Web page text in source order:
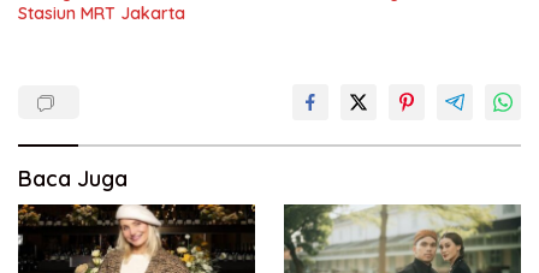
Stasiun MRT Jakarta
Baca Juga